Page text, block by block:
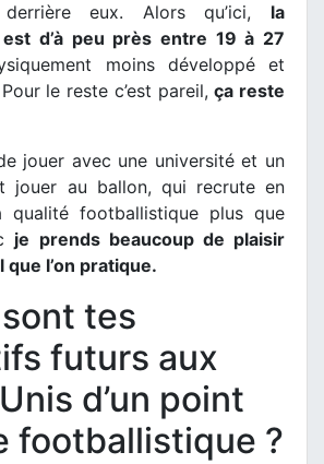
derrière eux. Alors qu’ici, la
est d’à peu près entre 19 à 27
moins développé et
le reste c’est pareil,ça reste
jouer avec une université et un
jouer au ballon, qui recrute en
footballistique plus que
je prends beaucoup de plaisir
l’on pratique.
tes
futurs aux
d’un point
footballistique ?